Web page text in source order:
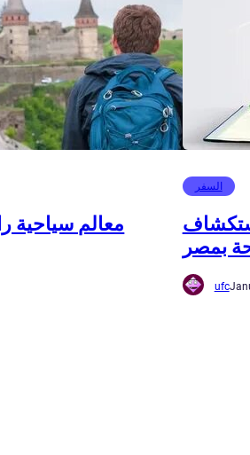
معالم سياحية
السفر
بمصر
ufc